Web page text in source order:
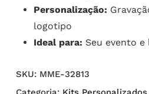
Personalização:
logotipo
Ideal para: Seu evento e
SKU: MME-32813